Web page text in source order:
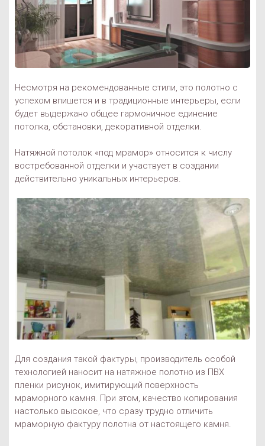
Несмотря на рекомендованные стили, это полотно с
успехом впишется и в традиционные интерьеры, если
будет выдержано общее гармоничное единение
потолка, обстановки, декоративной отделки.
Натяжной потолок «под мрамор» относится к числу
востребованной отделки и участвует в создании
действительно уникальных интерьеров.
Для создания такой фактуры, производитель особой
технологией наносит на натяжное полотно из ПВХ
пленки рисунок, имитирующий поверхность
мраморного камня. При этом, качество копирования
настолько высокое, что сразу трудно отличить
мраморную фактуру полотна от настоящего камня.